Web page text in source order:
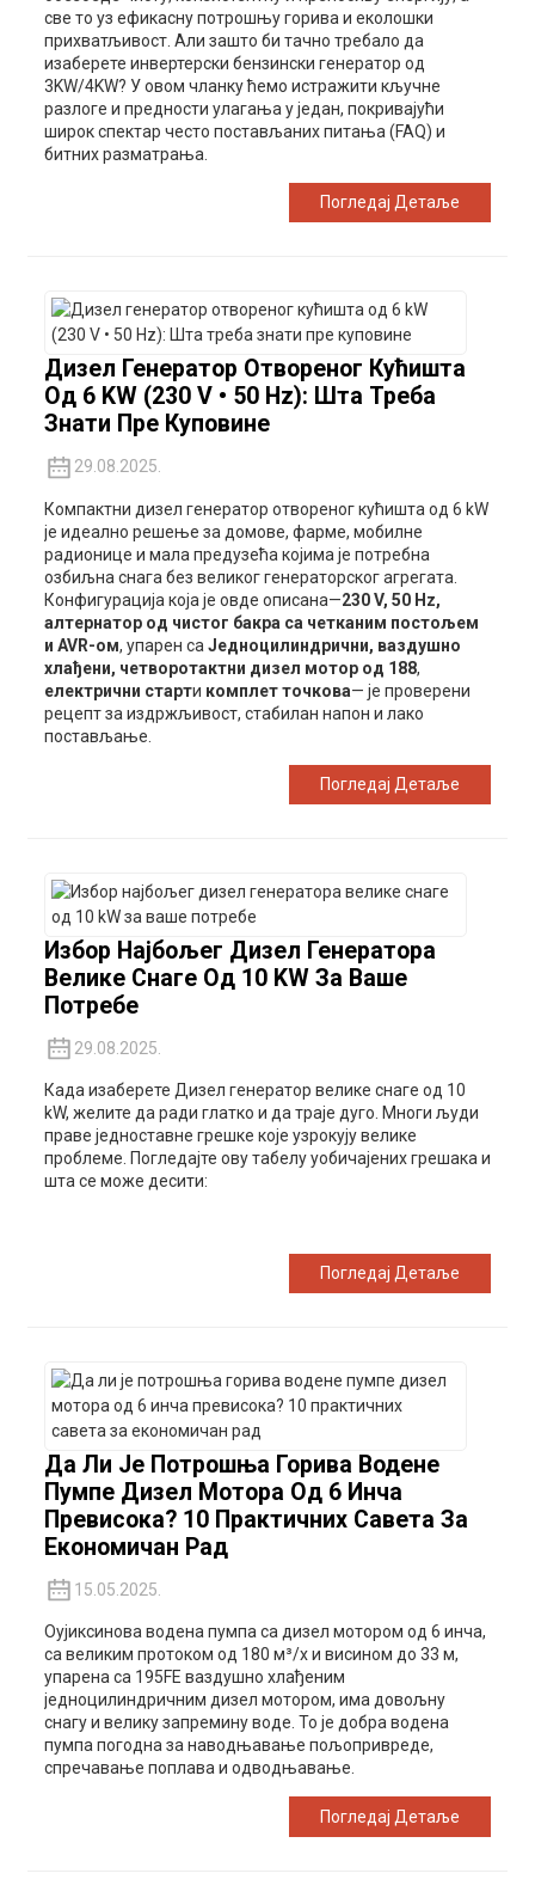
све то уз ефикасну потрошњу горива и еколошки
прихватљивост. Али зашто би тачно требало да
изаберете инвертерски бензински генератор од
3KW/4KW? У овом чланку ћемо истражити кључне
разлоге и предности улагања у један, покривајући
широк спектар често постављаних питања (FAQ) и
битних разматрања.
Погледај Детаље
Дизел Генератор Отвореног Кућишта
Од 6 KW (230 V • 50 Hz): Шта Треба
Знати Пре Куповине
29.08.2025.
Компактни дизел генератор отвореног кућишта од 6 kW
је идеално решење за домове, фарме, мобилне
радионице и мала предузећа којима је потребна
озбиљна снага без великог генераторског агрегата.
Конфигурација која је овде описана—230 V, 50 Hz,
алтернатор од чистог бакра са четканим постољем
и AVR-ом, упарен са Једноцилиндрични, ваздушно
хлађени, четворотактни дизел мотор од 188,
електрични старти комплет точкова— је проверени
рецепт за издржљивост, стабилан напон и лако
постављање.
Погледај Детаље
Избор Најбољег Дизел Генератора
Велике Снаге Од 10 KW За Ваше
Потребе
29.08.2025.
Када изаберете Дизел генератор велике снаге од 10
kW, желите да ради глатко и да траје дуго. Многи људи
праве једноставне грешке које узрокују велике
проблеме. Погледајте ову табелу уобичајених грешака и
шта се може десити:
Погледај Детаље
Да Ли Је Потрошња Горива Водене
Пумпе Дизел Мотора Од 6 Инча
Превисока? 10 Практичних Савета За
Економичан Рад
15.05.2025.
Оујиксинова водена пумпа са дизел мотором од 6 инча,
са великим протоком од 180 м³/х и висином до 33 м,
упарена са 195FE ваздушно хлађеним
једноцилиндричним дизел мотором, има довољну
снагу и велику запремину воде. То је добра водена
пумпа погодна за наводњавање пољопривреде,
спречавање поплава и одводњавање.
Погледај Детаље